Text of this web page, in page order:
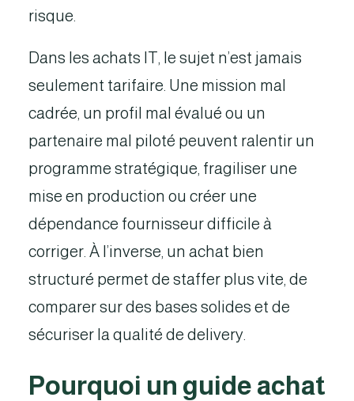
risque.
Dans les achats IT, le sujet n’est jamais
seulement tarifaire. Une mission mal
cadrée, un profil mal évalué ou un
partenaire mal piloté peuvent ralentir un
programme stratégique, fragiliser une
mise en production ou créer une
dépendance fournisseur difficile à
corriger. À l’inverse, un achat bien
structuré permet de staffer plus vite, de
comparer sur des bases solides et de
sécuriser la qualité de delivery.
Pourquoi un guide achat